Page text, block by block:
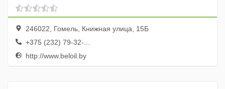
246022, Гомель, Книжная улица, 15Б
+375 (232) 79-32-...
http://www.beloil.by